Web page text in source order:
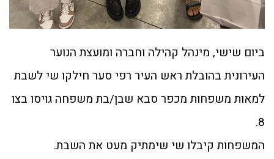
ביום שישי, מינהל קהילה וחברה ומועצת הנוער
העירונית בהובלת ראש העיר רפי סער חילקו שי לשבת
למאות משפחות מכפר סבא שבן/בת משפחה גויסו בצו
8.
המשפחות קיבלו שי שימתיק מעט את השבת.